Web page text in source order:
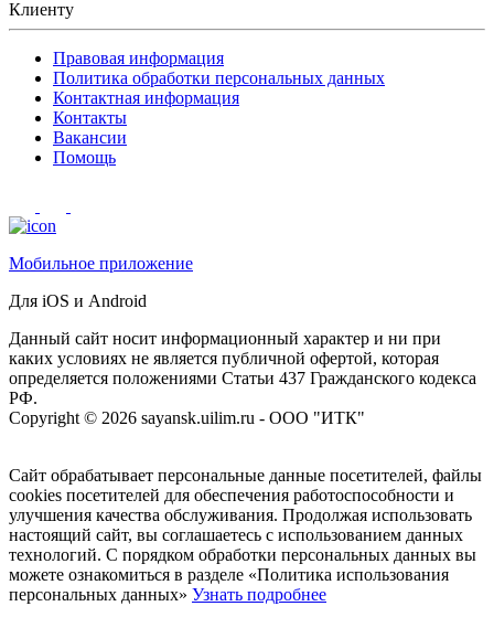
Клиенту
Правовая информация
Политика обработки персональных данных
Контактная информация
Контакты
Вакансии
Помощь
Мобильное приложение
Для iOS и Android
Данный сайт носит информационный характер и ни при
каких условиях не является публичной офертой, которая
определяется положениями Статьи 437 Гражданского кодекса
РФ.
Сopyright © 2026 sayansk.uilim.ru - ООО "ИТК"
Сайт обрабатывает персональные данные посетителей, файлы
cookies посетителей для обеспечения работоспособности и
улучшения качества обслуживания. Продолжая использовать
настоящий сайт, вы соглашаетесь с использованием данных
технологий. С порядком обработки персональных данных вы
можете ознакомиться в разделе «Политика использования
персональных данных» Узнать подробнее